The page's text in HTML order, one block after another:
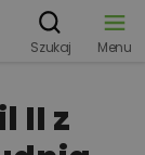
Szukaj Menu
II z